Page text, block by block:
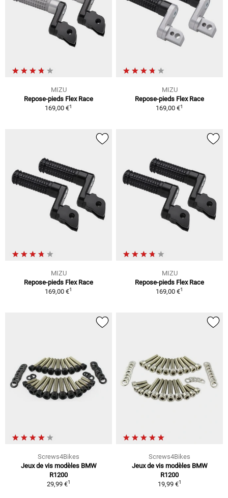
MIZU
Repose-pieds Flex Race
169,00 €1
MIZU
Repose-pieds Flex Race
169,00 €1
MIZU
Repose-pieds Flex Race
169,00 €1
MIZU
Repose-pieds Flex Race
169,00 €1
Screws4Bikes
Jeux de vis modèles BMW
R1200
29,99 €1
Screws4Bikes
Jeux de vis modèles BMW
R1200
19,99 €1